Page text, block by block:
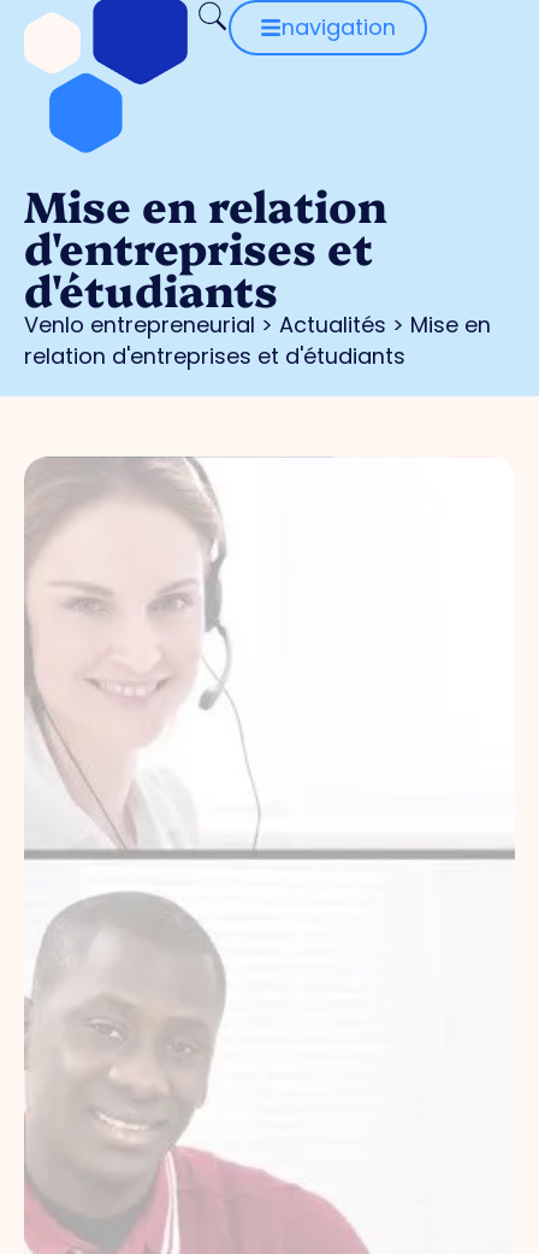
navigation
Mise en relation
d'entreprises et
d'étudiants
Venlo entrepreneurial > Actualités > Mise en
relation d'entreprises et d'étudiants